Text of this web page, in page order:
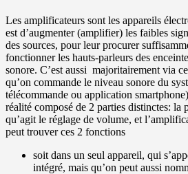
Les amplificateurs sont les appareils
est d’augmenter (amplifier) les faibles
des sources, pour leur procurer
fonctionner les hauts-parleurs des
sonore. C’est aussi majoritairement via
qu’on commande le niveau sonore du
télécommande ou application
réalité composé de 2 parties distinctes: la
qu’agit le réglage de volume, et
peut trouver ces 2 fonctions
soit dans un seul appareil, qui
intégré, mais qu’on peut aussi